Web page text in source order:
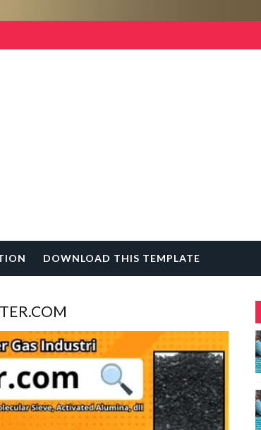
DOWNLOAD THIS TEMPLATE